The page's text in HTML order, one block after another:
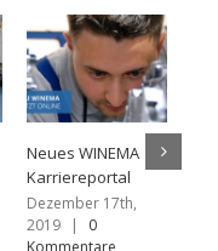
Das WINEMA Team
sucht Verstärkung
März 15th, 2018
0 Kommentare